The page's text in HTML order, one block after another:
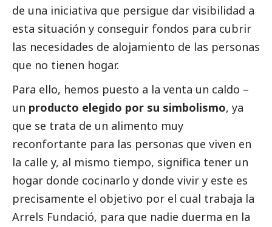
de una iniciativa que persigue dar visibilidad a
esta situación y conseguir fondos para cubrir
las necesidades de alojamiento de las personas
que no tienen hogar.
Para ello, hemos puesto a la venta un caldo –
un producto elegido por su simbolismo, ya
que se trata de un alimento muy
reconfortante para las personas que viven en
la calle y, al mismo tiempo, significa tener un
hogar donde cocinarlo y donde vivir y este es
precisamente el objetivo por el cual trabaja la
Arrels Fundació, para que nadie duerma en la